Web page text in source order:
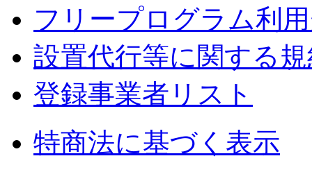
フリープログラム利
設置代行等に関する
登録事業者リスト
特商法に基づく表示